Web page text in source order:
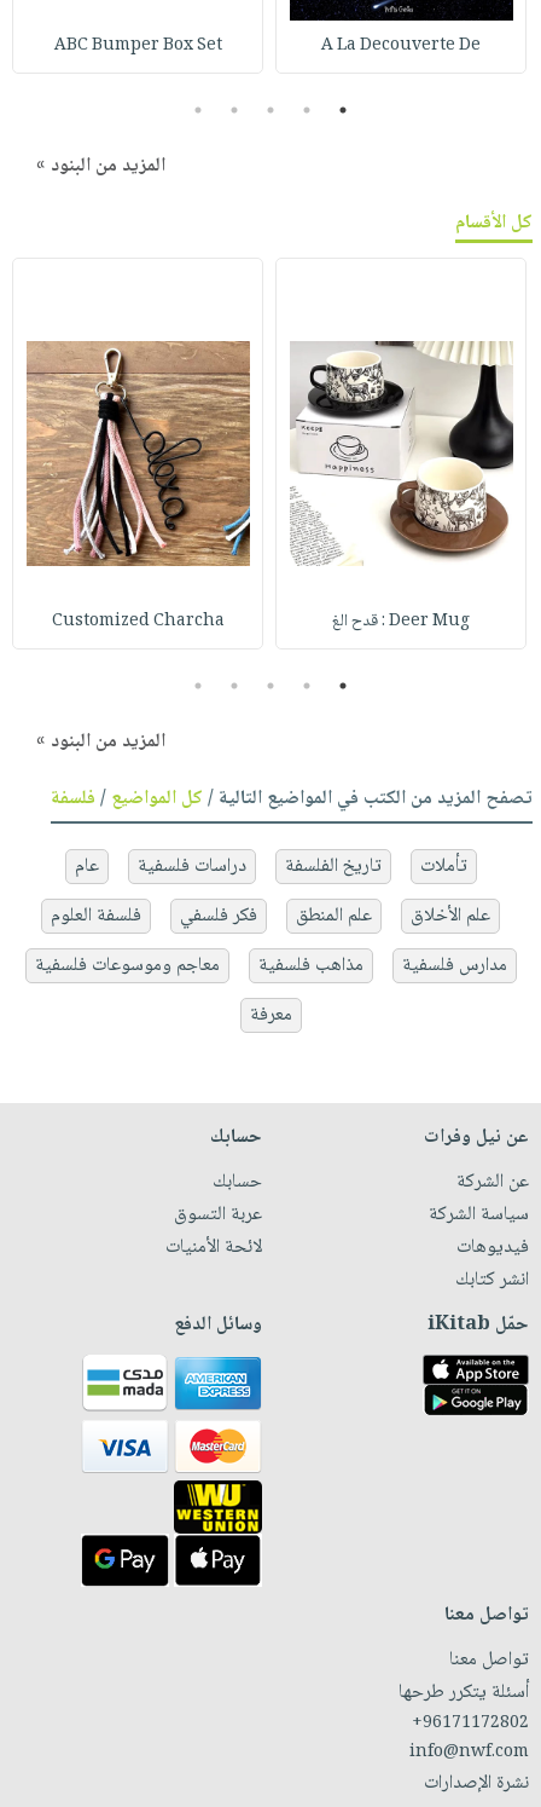
A La Decouverte De
ABC Bumper Box Set
1
2
3
4
5
المزيد من البنود »
كل الأقسام
Deer Mug : قدح الغ Customized Charcha
1
2
3
4
5
المزيد من البنود »
تصفح المزيد من الكتب في المواضيع التالية /كل المواضيع/فلسفة
تأملات تاريخ الفلسفة دراسات فلسفية
عام
علم الأخلاق
علم المنطق فكر فلسفي
فلسفة العلوم
مدارس فلسفية
مذاهب فلسفية
معاجم وموسوعات فلسفية
معرفة
عن نيل وفرات
عن الشركة
سياسة الشركة
فيديوهات
انشر كتابك
حسابك
حسابك
عربة التسوق
لائحة الأمنيات
حمّل iKitab وسائل الدفع
تواصل معنا
تواصل معنا
أسئلة يتكرر طرحها
+96171172802
info@nwf.com
نشرة الإصدارات